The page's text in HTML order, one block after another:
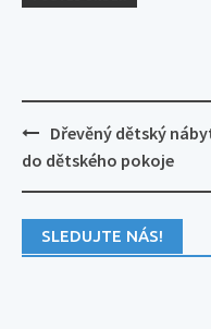
Post
navigation
Dřevěný dětský
do dětského pokoje
SLEDUJTE NÁS!